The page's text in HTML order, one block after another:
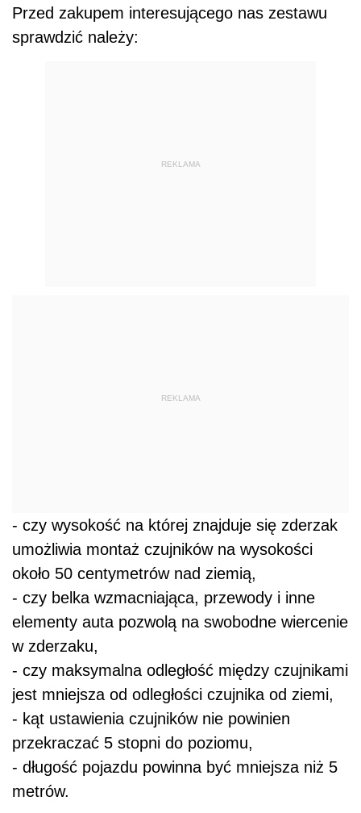
Przed zakupem interesującego nas zestawu
sprawdzić należy:
REKLAMA
REKLAMA
- czy wysokość na której znajduje się zderzak
umożliwia montaż czujników na wysokości
około 50 centymetrów nad ziemią,
- czy belka wzmacniająca, przewody i inne
elementy auta pozwolą na swobodne wiercenie
w zderzaku,
- czy maksymalna odległość między czujnikami
jest mniejsza od odległości czujnika od ziemi,
- kąt ustawienia czujników nie powinien
przekraczać 5 stopni do poziomu,
- długość pojazdu powinna być mniejsza niż 5
metrów.